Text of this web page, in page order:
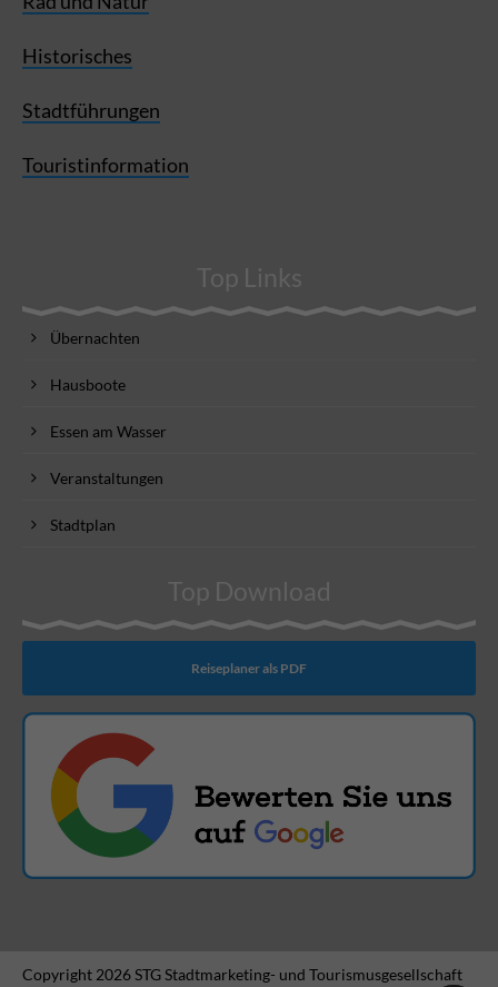
Historisches
Stadtführungen
Touristinformation
Top Links
Übernachten
Hausboote
Essen am Wasser
Veranstaltungen
Stadtplan
Top Download
Reiseplaner als PDF
Copyright 2026 STG Stadtmarketing- und Tourismusgesellschaft